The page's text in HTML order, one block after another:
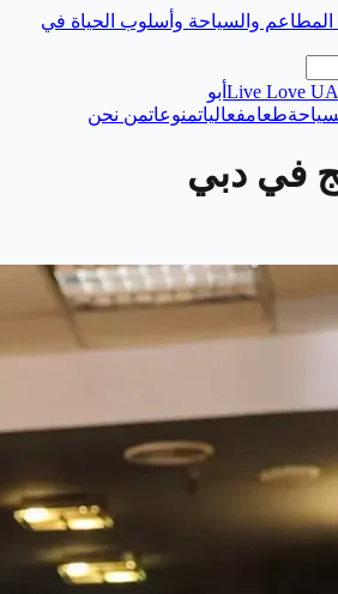
المطاعم والسياحة وأسلوب الحياة في
Live Love أبو
سياحةطعامفعالياتمنوعاتمن نحن
في دبي